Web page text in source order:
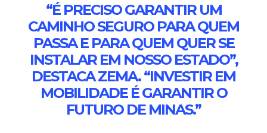
“É PRECISO GARANTIR UM
CAMINHO SEGURO PARA QUEM
PASSA E PARA QUEM QUER SE
INSTALAR EM NOSSO ESTADO”,
DESTACA ZEMA. “INVESTIR EM
MOBILIDADE É GARANTIR O
FUTURO DE MINAS.”